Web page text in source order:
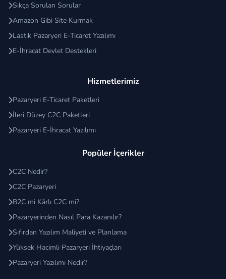
Sıkça Sorulan Sorular
Amazon Gibi Site Kurmak
Lastik Pazaryeri E-Ticaret Yazılımı
E-İhracat Devlet Destekleri
Hizmetlerimiz
Pazaryeri E-Ticaret Paketleri
İleri Düzey C2C Paketleri
Pazaryeri E-İhracat Yazılımı
Popüler İçerikler
C2C Nedir?
C2C Pazaryeri
B2C mi Kârlı C2C mi?
Pazaryerinden Nasıl Para Kazanılır?
Sıfırdan Yazılım Maliyeti ve Planlama
Yüksek Hacimli Pazaryeri İhtiyaçları
Pazaryeri Yazılımı Nedir?